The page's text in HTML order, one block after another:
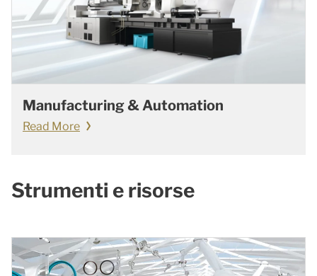
Manufacturing & Automation
Read More
Strumenti e risorse